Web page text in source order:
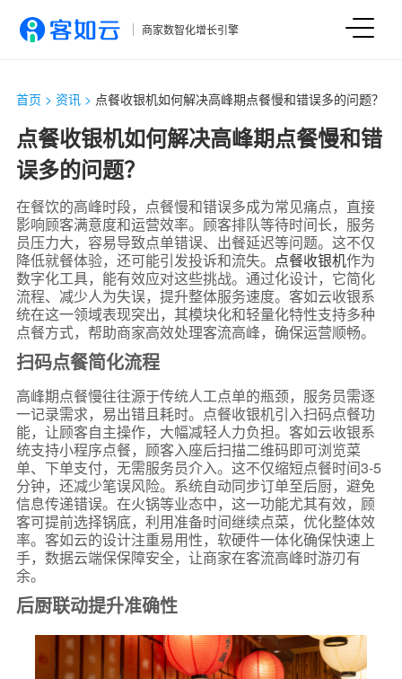
商家数智化增长引擎
首页 > 资讯> 点餐收银机如何解决高峰期点餐慢和错误多的问题？
点餐收银机如何解决高峰期点餐慢和错
误多的问题？
在餐饮的高峰时段，点餐慢和错误多成为常见痛点，直接
影响顾客满意度和运营效率。顾客排队等待时间长，服务
员压力大，容易导致点单错误、出餐延迟等问题。这不仅
降低就餐体验，还可能引发投诉和流失。 点餐收银机作为
数字化工具，能有效应对这些挑战。通过化设计，它简化
流程、减少人为失误，提升整体服务速度。客如云收银系
统在这一领域表现突出，其模块化和轻量化特性支持多种
点餐方式，帮助商家高效处理客流高峰，确保运营顺畅。
扫码点餐简化流程
高峰期点餐慢往往源于传统人工点单的瓶颈，服务员需逐
一记录需求，易出错且耗时。点餐收银机引入扫码点餐功
能，让顾客自主操作，大幅减轻人力负担。客如云收银系
统支持小程序点餐，顾客入座后扫描二维码即可浏览菜
单、下单支付，无需服务员介入。这不仅缩短点餐时间3-5
分钟，还减少笔误风险。系统自动同步订单至后厨，避免
信息传递错误。在火锅等业态中，这一功能尤其有效，顾
客可提前选择锅底，利用准备时间继续点菜，优化整体效
率。客如云的设计注重易用性，软硬件一体化确保快速上
手，数据云端保保障安全，让商家在客流高峰时游刃有
余。
后厨联动提升准确性